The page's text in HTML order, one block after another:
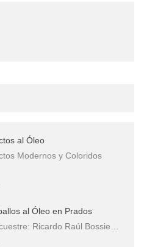
al Óleo
Modernos y Coloridos
al Óleo en Prados
Ricardo Raúl Bossie…